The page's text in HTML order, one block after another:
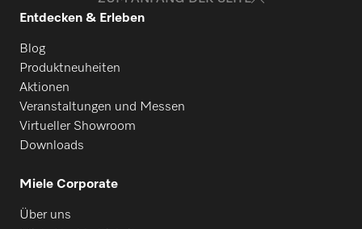
Entdecken & Erleben
Blog
Produktneuheiten
Aktionen
Veranstaltungen und Messen
Virtueller Showroom
Downloads
Miele Corporate
Über uns